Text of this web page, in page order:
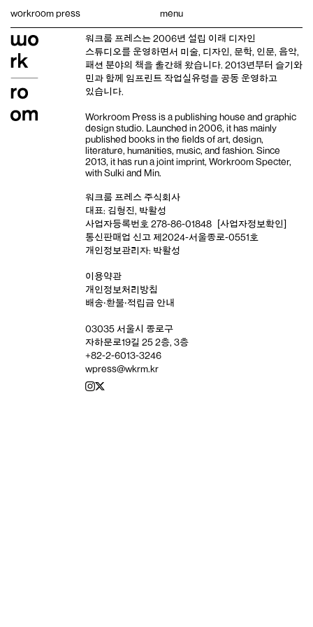
workroom press menu
워크룸 프레스는 2006년 설립 이래 디자인
스튜디오를 운영하면서 미술, 디자인, 문학, 인문, 음악,
패션 분야의 책을 출간해 왔습니다. 2013년부터 슬기와
민과 함께 임프린트 작업실유령을 공동 운영하고
있습니다.
Workroom Press is a publishing house and graphic
design studio. Launched in 2006, it has mainly
published books in the fields of art, design,
literature, humanities, music, and fashion. Since
2013, it has run a joint imprint, Workroom Specter,
with Sulki and Min.
워크룸 프레스 주식회사
대표: 김형진, 박활성
사업자등록번호 278-86-01848
[사업자정보확인]
통신판매업 신고 제2024-서울종로-0551호
개인정보관리자: 박활성
이용약관
개인정보처리방침
배송‧환불‧적립금 안내
03035 서울시 종로구
자하문로19길 25 2층, 3층
+82-2-6013-3246
wpress@wkrm.kr